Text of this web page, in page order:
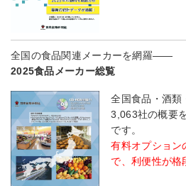
全国の食品関連メーカーを網羅――
2025食品メーカー総覧
全国食品・酒類
3,063社の概要
です。
有料オプション
で、利便性が格